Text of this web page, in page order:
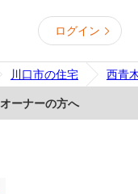
ログイン
川口市の住宅 西青
オーナーの方へ